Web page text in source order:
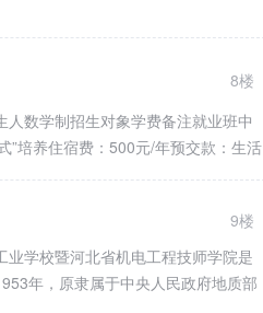
8楼
人数学制招生对象学费备注就业班中
”培养住宿费：500元/年预交款：生活
9楼
业学校暨河北省机电工程技师学院是
年，原隶属于中央人民政府地质部